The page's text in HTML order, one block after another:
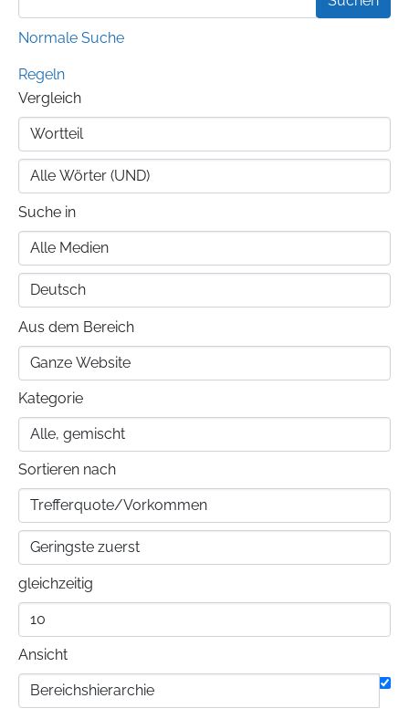
Normale Suche
Regeln
Vergleich
Suche in
Aus dem Bereich
Kategorie
Sortieren nach
gleichzeitig
Ansicht